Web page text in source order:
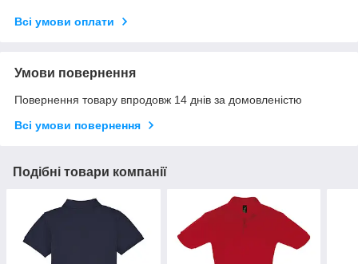
Всі умови оплати
Умови повернення
Повернення товару впродовж 14 днів за домовленістю
Всі умови повернення
Подібні товари компанії